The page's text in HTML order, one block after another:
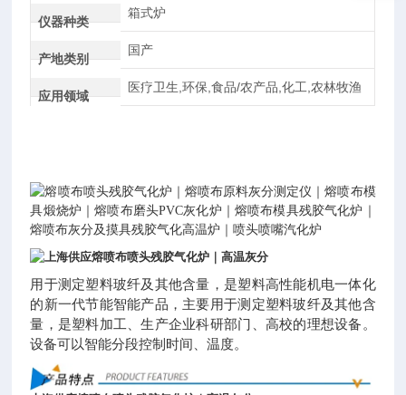
仪器种类
箱式炉
产地类别
国产
应用领域
医疗卫生,环保,食品/农产品,化工,农林牧渔
熔喷布喷头残胶气化炉｜熔喷布原料灰分测定仪｜熔喷布模
具煅烧炉｜熔喷布磨头PVC灰化炉｜熔喷布模具残胶气化炉｜
熔喷布灰分及摸具残胶气化高温炉 ｜喷头喷嘴汽化炉
上海供应熔喷布喷头残胶气化炉｜高温灰分
用于测定塑料玻纤及其他含量，是塑料高性能机电一体化
的新一代节能智能产品，主要用于测定塑料玻纤及其他含
量，是塑料加工、生产企业科研部门、高校的理想设备。
设备可以智能分段控制时间、温度。